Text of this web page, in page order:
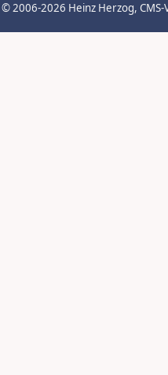
© 2006-2026 Heinz Herzog,